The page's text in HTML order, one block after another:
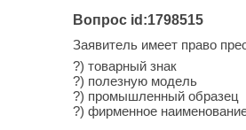
Вопрос id:1798515
Заявитель имеет право
?) товарный знак
?) полезную модель
?) промышленный образец
?) фирменное